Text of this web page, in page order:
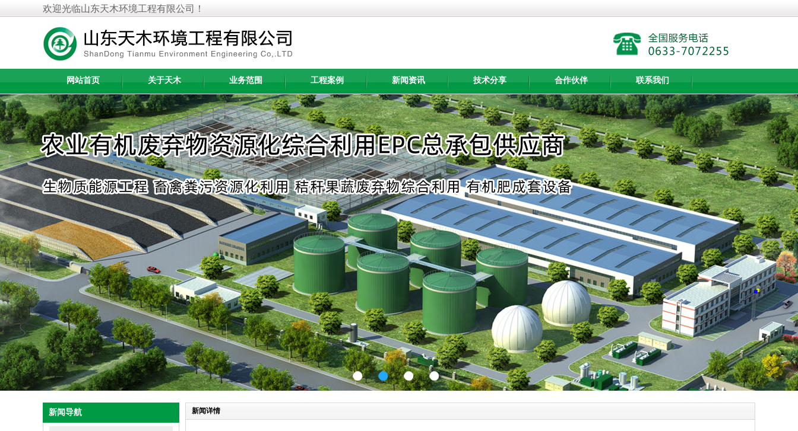
欢迎光临山东天木环境工程有限公司！
网站首页 关于天木 业务范围 工程案例 新闻资讯 技术分享 合作伙伴 联系我们
1 2 3 4
新闻导航 新闻详情